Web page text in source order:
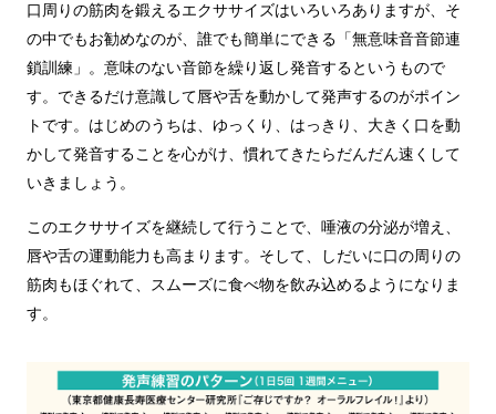
口周りの筋肉を鍛えるエクササイズはいろいろありますが、そ
の中でもお勧めなのが、誰でも簡単にできる「無意味音音節連
鎖訓練」。意味のない音節を繰り返し発音するというもので
す。できるだけ意識して唇や舌を動かして発声するのがポイン
トです。はじめのうちは、ゆっくり、はっきり、大きく口を動
かして発音することを心がけ、慣れてきたらだんだん速くして
いきましょう。
このエクササイズを継続して行うことで、唾液の分泌が増え、
唇や舌の運動能力も高まります。そして、しだいに口の周りの
筋肉もほぐれて、スムーズに食べ物を飲み込めるようになりま
す。